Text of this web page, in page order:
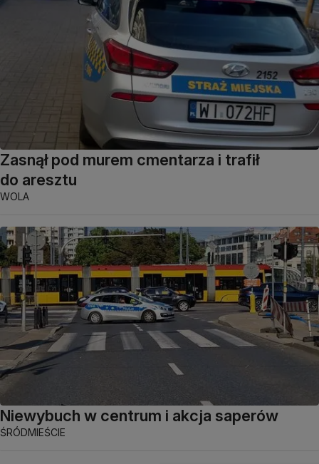
Zasnął pod murem cmentarza i trafił
do aresztu
WOLA
Niewybuch w centrum i akcja saperów
ŚRÓDMIEŚCIE